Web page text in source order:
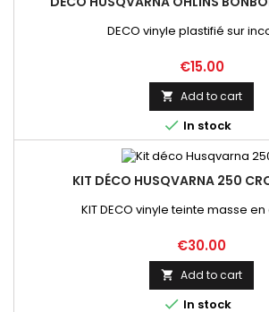
DECO vinyle plastifié sur
Price
€15.00
 Add to cart
 In stock
KIT DÉCO HUSQVARNA 250
KIT DECO vinyle teinte masse
Price
€30.00
 Add to cart
 In stock